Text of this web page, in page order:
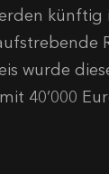
wurde
40’000